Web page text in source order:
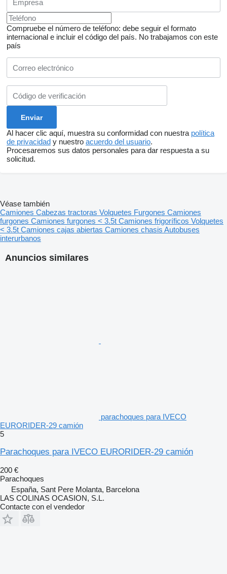
Compruebe el número de teléfono: debe seguir el formato
internacional e incluir el código del país. No trabajamos con este
país
Al hacer clic aquí, muestra su conformidad con nuestra política
de privacidad y nuestro acuerdo del usuario.
Procesaremos sus datos personales para dar respuesta a su
solicitud.
Anuncios similares
parachoques para IVECO
EURORIDER-29 camión
5
Parachoques para IVECO EURORIDER-29 camión
200 €
Parachoques
España, Sant Pere Molanta, Barcelona
LAS COLINAS OCASION, S.L.
Contacte con el vendedor
Véase también
Camiones Cabezas tractoras Volquetes Furgones Camiones
furgones Camiones furgones < 3.5t Camiones frigoríficos Volquetes
< 3.5t Camiones cajas abiertas Camiones chasis Autobuses
interurbanos